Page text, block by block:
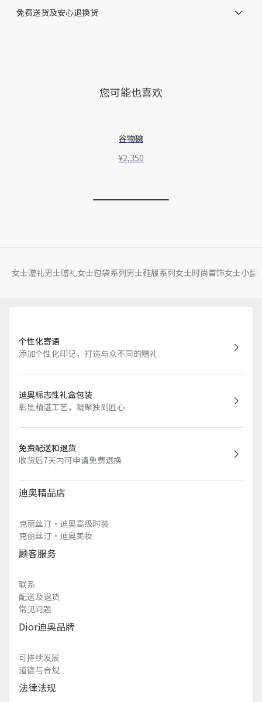
免费送货及安心退换货
您可能也喜欢
谷物碗
¥2,350
女士赠礼男士赠礼女士包袋系列男士鞋履系列女士时尚首饰女士小型
个性化寄语
添加个性化印记，打造与众不同的赠礼
迪奥标志性礼盒包装
彰显精湛工艺，凝聚独到匠心
免费配送和退货
收货后7天内可申请免费退换
迪奥精品店
克丽丝汀·迪奥高级时装
克丽丝汀·迪奥美妆
顾客服务
联系
配送及退货
常见问题
Dior迪奥品牌
可持续发展
道德与合规
法律法规